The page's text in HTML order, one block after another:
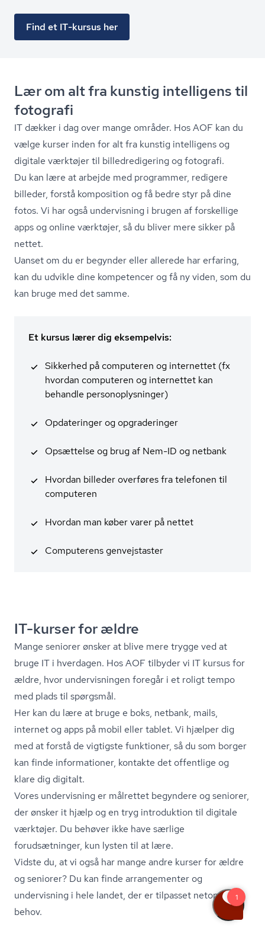
Find et IT-kursus her
Lær om alt fra kunstig intelligens til
fotografi
IT dækker i dag over mange områder. Hos AOF kan du
vælge kurser inden for alt fra kunstig intelligens og
digitale værktøjer til bil­led­re­di­ge­ring og fotografi.
Du kan lære at arbejde med programmer, redigere
billeder, forstå komposition og få bedre styr på dine
fotos. Vi har også undervisning i brugen af forskellige
apps og online værktøjer, så du bliver mere sikker på
nettet.
Uanset om du er begynder eller allerede har erfaring,
kan du udvikle dine kompetencer og få ny viden, som du
kan bruge med det samme.
Et kursus lærer dig eksempelvis:
Sikkerhed på computeren og internettet (fx
hvordan computeren og internettet kan
behandle per­so­nop­lys­nin­ger)
Opdateringer og opgraderinger
Opsættelse og brug af Nem-ID og netbank
Hvordan billeder overføres fra telefonen til
computeren
Hvordan man køber varer på nettet
Computerens genvejstaster
IT-kurser for ældre
Mange seniorer ønsker at blive mere trygge ved at
bruge IT i hverdagen. Hos AOF tilbyder vi IT kursus for
ældre, hvor undervisningen foregår i et roligt tempo
med plads til spørgsmål.
Her kan du lære at bruge e boks, netbank, mails,
internet og apps på mobil eller tablet. Vi hjælper dig
med at forstå de vigtigste funktioner, så du som borger
kan finde informationer, kontakte det offentlige og
klare dig digitalt.
Vores undervisning er målrettet begyndere og seniorer,
der ønsker it hjælp og en tryg introduktion til digitale
værktøjer. Du behøver ikke have særlige
forudsætninger, kun lysten til at lære.
Vidste du, at vi også har mange andre kurser for ældre
og seniorer? Du kan finde arrangementer og
undervisning i hele landet, der er tilpasset netop dine
behov.